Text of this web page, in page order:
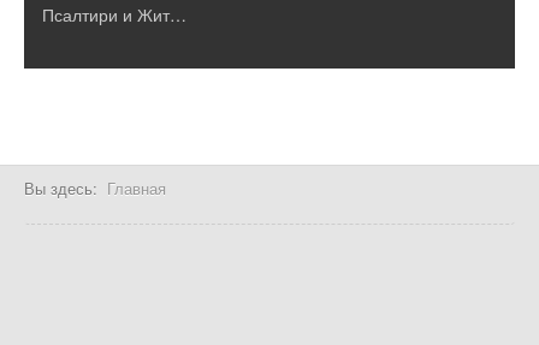
Псалтири и Жит…
Вы здесь: Главная